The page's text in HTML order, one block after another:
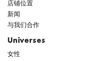
店铺位置
新闻
与我们合作
Universes
女性